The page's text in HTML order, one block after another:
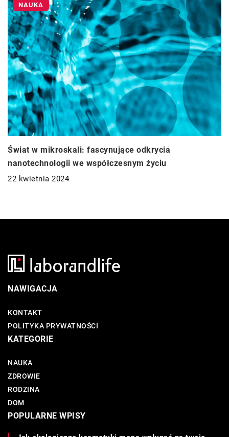
NAUKA
Świat w mikroskali: fascynujące odkrycia
nanotechnologii we współczesnym życiu
22 kwietnia 2024
NAWIGACJA
KONTAKT
POLITYKA PRYWATNOŚCI
KATEGORIE
NAUKA
ZDROWIE
RODZINA
DOM
POPULARNE WPISY